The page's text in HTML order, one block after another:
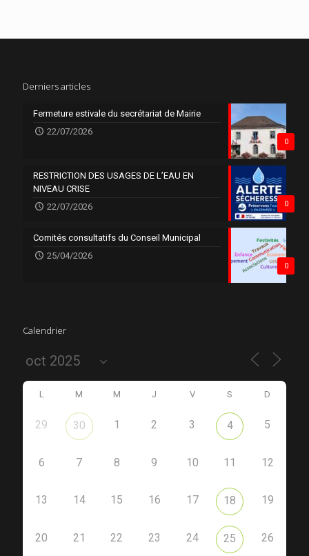
Derniers articles
0
Fermeture estivale du secrétariat de Mairie
22/07/2026
0
RESTRICTION DES USAGES DE L’EAU EN
NIVEAU CRISE
22/07/2026
0
Comités consultatifs du Conseil Municipal
25/04/2026
Calendrier
L M M J V S D
29 30 1 2 3 4 5
6 7 8 9 10 11 12
13 14 15 16 17 18 19
20 21 22 23 24 25 26